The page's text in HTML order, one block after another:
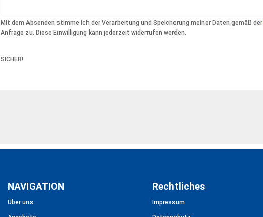
Mit dem Absenden stimme ich der Verarbeitung und Speicherung meiner Daten gemäß der
Anfrage zu. Diese Einwilligung kann jederzeit widerrufen werden.
SICHER!
NAVIGATION
Über uns
Rechtliches
Impressum